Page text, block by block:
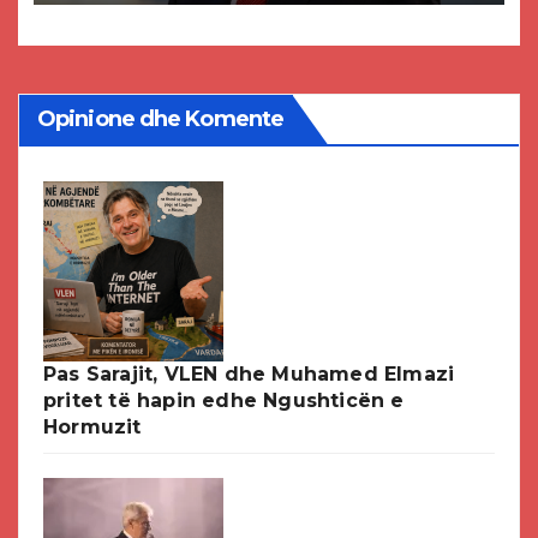
DPMNE-së
Opinione dhe Komente
Pas Sarajit, VLEN dhe Muhamed Elmazi
pritet të hapin edhe Ngushticën e
Hormuzit